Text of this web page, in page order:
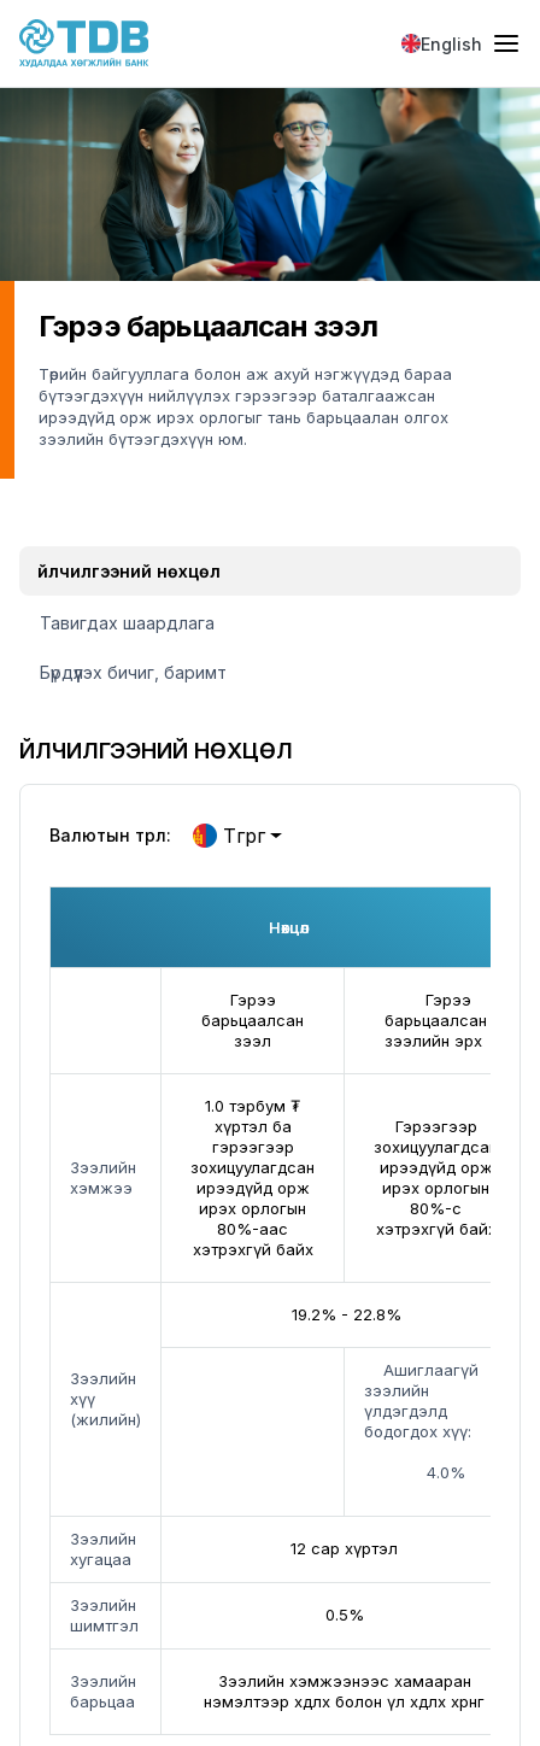
Skip to main content
English
Гэрээ барьцаалсан зээл
Төрийн байгууллага болон аж ахуй нэгжүүдэд бараа
бүтээгдэхүүн нийлүүлэх гэрээгээр баталгаажсан
ирээдүйд орж ирэх орлогыг тань барьцаалан олгох
зээлийн бүтээгдэхүүн юм.
Үйлчилгээний нөхцөл
Тавигдах шаардлага
Бүрдүүлэх бичиг, баримт
ҮЙЛЧИЛГЭЭНИЙ НӨХЦӨЛ
Валютын төрөл: Төгрөг
Нөхцөл
Гэрээ
барьцаалсан
зээл
Гэрээ
барьцаалсан
зээлийн эрх
Зээлийн
хэмжээ
1.0 тэрбум ₮
хүртэл ба
гэрээгээр
зохицуулагдсан
ирээдүйд орж
ирэх орлогын
80%-аас
хэтрэхгүй байх
Гэрээгээр
зохицуулагдсан
ирээдүйд орж
ирэх орлогын
80%-с
хэтрэхгүй байх
Зээлийн
хүү
(жилийн)
19.2% - 22.8%
Ашиглаагүй
зээлийн
үлдэгдэлд
бодогдох хүү:
4.0%
Зээлийн
хугацаа
12 сар хүртэл
Зээлийн
шимтгэл
0.5%
Зээлийн
барьцаа
Зээлийн хэмжээнээс хамааран
нэмэлтээр хөдлөх болон үл хөдлөх хөрөнгө